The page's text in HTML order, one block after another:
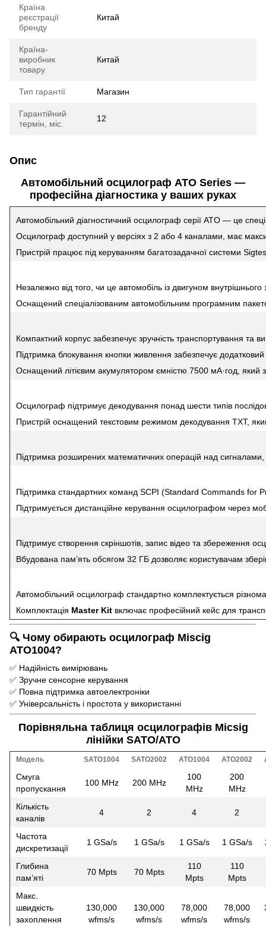
Країна
реєстрації
бренду
Китай
Країна-
виробник
товару
Китай
Тип гарантії Магазин
Гарантійний
термін, міс.
12
Опис
Автомобільний осцилограф ATO Series —
професійна діагностика у ваших руках
Автомобільний діагностичний осцилограф серії ATO — це
Осцилограф доступний у версіях з 2 або 4 каналами, має
Пристрій працює під керуванням багатозадачної системи
Незалежно від того, чи це автомобіль із двигуном
Оснащений спеціалізованим автомобільним програмним
Компактний корпус забезпечує зручність транспортування та
Підтримка блокування кнопки живлення забезпечує
Оснащений літієвим акумулятором ємністю 7500 мА·год, який
Осцилограф підтримує декодування понад шести типів
Пристрій оснащений текстовим режимом декодування TXT,
Підтримка розширених математичних операцій над
Підтримка стандартних команд SCPI (Standard Commands for
Підтримується дистанційне керування осцилографом через
Підтримує створення скріншотів, запис відео та збереження
Вбудована пам’ять обсягом 32 ГБ дозволяє користувачам
Автомобільний осцилограф стандартно комплектується
Комплектація Master Kit включає професійний кейс для
🔍 Чому обирають осцилограф Miscig
ATO1004?
✅ Надійність вимірювань
✅ Зручне сенсорне керування
✅ Повна підтримка автоелектроніки
✅ Універсальність і простота у використанні
Порівняльна таблиця осцилографів Micsig
лінійки SATO/ATO
Модель SATO1004 SATO2002 ATO1004 ATO2002
Смуга
пропускання
100 MHz 200 MHz
100
MHz
200
MHz
Кількість
каналів
4 2 4 2
Частота
дискретизації
1 GSa/s 1 GSa/s 1 GSa/s 1 GSa/s
Глибина
пам’яті
70 Mpts 70 Mpts
110
Mpts
110
Mpts
Макс.
швидкість
захоплення
130,000
wfms/s
130,000
wfms/s
78,000
wfms/s
78,000
wfms/s